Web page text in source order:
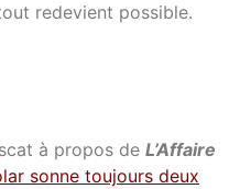
redevient possible.
à propos de L’Affaire
sonne toujours deux